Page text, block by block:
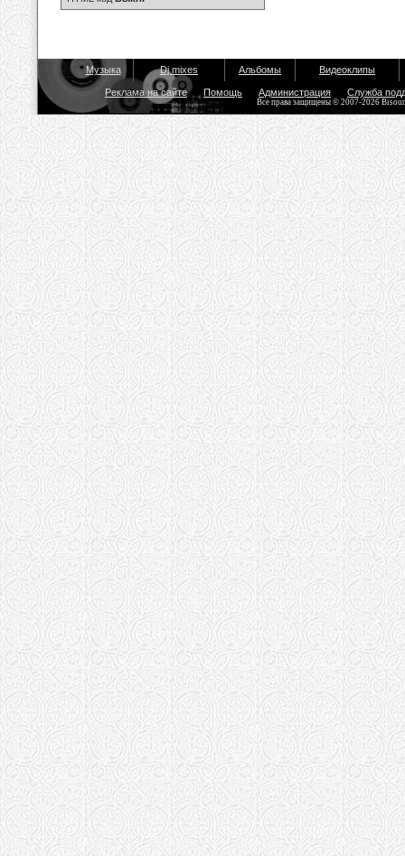
Музыка Dj mixes Альбомы Видеоклипы
Реклама на сайте Помощь Администрация Служба
Все права защищены © 2007-2026